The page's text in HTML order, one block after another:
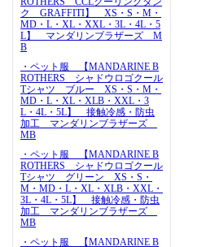
ク GRAFFITI】 XS・S・M・
MD・L・XL・XXL・3L・4L・5
L】 マンダリンブラザーズ M
B
・ペット服 【MANDARINE B
ROTHERS シャドウロゴクール
Tシャツ ブルー XS・S・M・
MD・L・XL・XLB・XXL・3
L・4L・5L】 接触冷感・防虫
加工 マンダリンブラザーズ
MB
・ペット服 【MANDARINE B
ROTHERS シャドウロゴクール
Tシャツ グリーン XS・S・
M・MD・L・XL・XLB・XXL・
3L・4L・5L】 接触冷感・防虫
加工 マンダリンブラザーズ
MB
・ペット服 【MANDARINE B